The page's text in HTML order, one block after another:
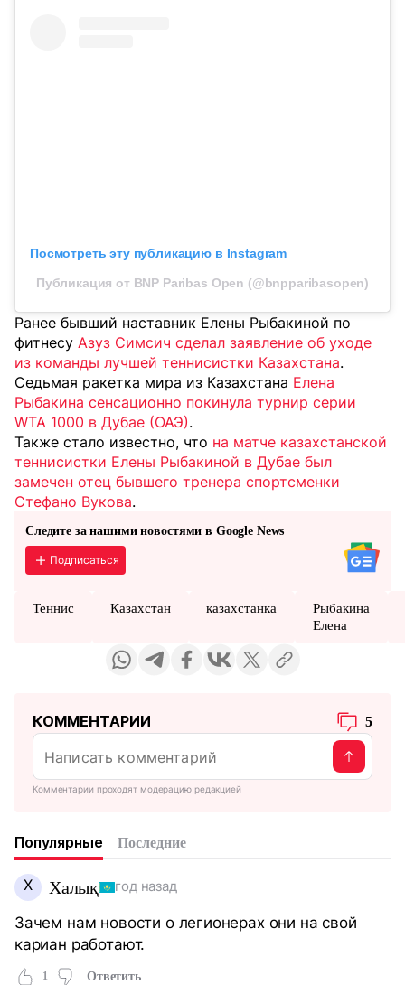
Посмотреть эту публикацию в Instagram
Публикация от BNP Paribas Open (@bnpparibasopen)
Ранее бывший наставник Елены Рыбакиной по
фитнесу Азуз Симсич сделал заявление об уходе
из команды лучшей теннисистки Казахстана.
Седьмая ракетка мира из Казахстана Елена
Рыбакина сенсационно покинула турнир серии
WTA 1000 в Дубае (ОАЭ).
Также стало известно, что на матче казахстанской
теннисистки Елены Рыбакиной в Дубае был
замечен отец бывшего тренера спортсменки
Стефано Вукова.
Следите за нашими новостями в Google News
Подписаться
Теннис Казахстан казахстанка
Рыбакина
Елена
КОММЕНТАРИИ 5
Комментарии проходят модерацию редакцией
Популярные Последние
Х Халық год назад
Зачем нам новости о легионерах они на свой
кариан работают.
1 Ответить